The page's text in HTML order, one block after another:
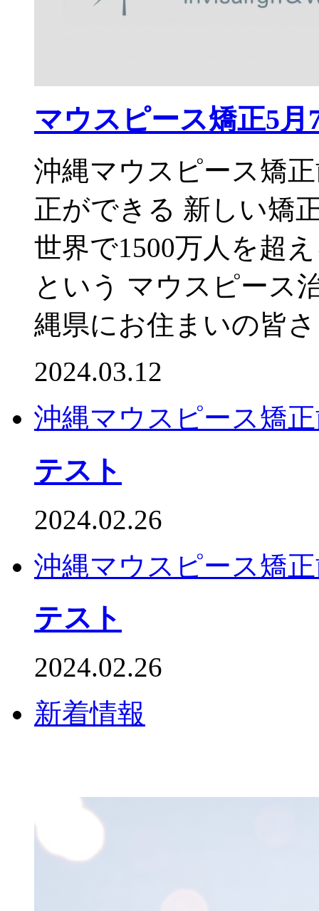
マウスピース矯正5月
沖縄マウスピース矯
正ができる 新しい矯
世界で1500万人を超
という マウスピース
縄県にお住まいの皆
2024.03.12
沖縄マウスピース矯
テスト
2024.02.26
沖縄マウスピース矯
テスト
2024.02.26
新着情報